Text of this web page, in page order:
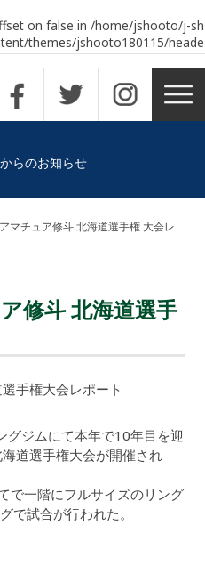
on false in /home/jshooto/j-sh
themes/jshooto180115/heade
らのお知らせ
マチュア修斗 北海道選手権 大会レ
修斗 北海道選手
手権大会レポート
ジムにて本年で10年目を迎
道選手権大会が開催され
で一階にフルサイズのリング
で試合が行われた。